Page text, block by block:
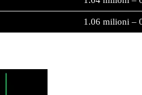
1.06 milioni –